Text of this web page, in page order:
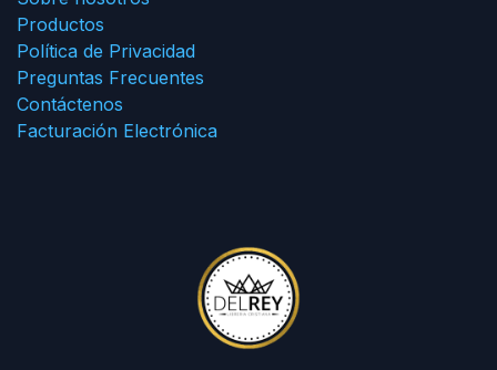
Productos
Política de Privacidad
Preguntas Frecuentes
Contáctenos
Facturación Electrónica